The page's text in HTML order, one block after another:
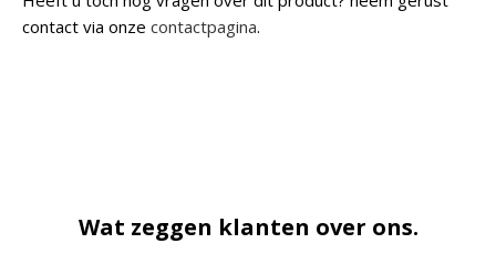
contact via onze contactpagina.
Wat zeggen klanten over ons.